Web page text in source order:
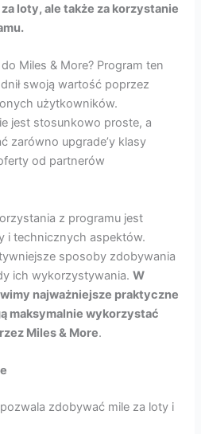
loty, ale także za korzystanie
Miles & More? Program ten
swoją wartość poprzez
użytkowników.
jest stosunkowo proste, a
zarówno upgrade’y klasy
od partnerów
z programu jest
i technicznych aspektów.
sposoby zdobywania
ich wykorzystywania.W
najważniejsze praktyczne
maksymalnie wykorzystać
Miles & More.
zdobywać mile za loty i